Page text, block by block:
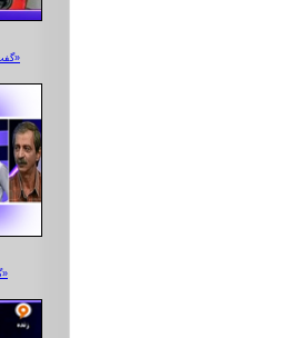
گفت‌وگو درباره «دوچرخه‌سواری کوهستان»
گفت‌وگو با قهرمانان «دوی کوهستان»